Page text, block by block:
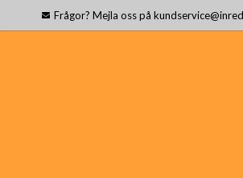
Frågor? Mejla oss på